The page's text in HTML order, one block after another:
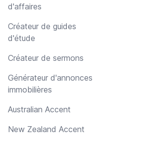
d'affaires
Créateur de guides
d'étude
Créateur de sermons
Générateur d'annonces
immobilières
Australian Accent
New Zealand Accent